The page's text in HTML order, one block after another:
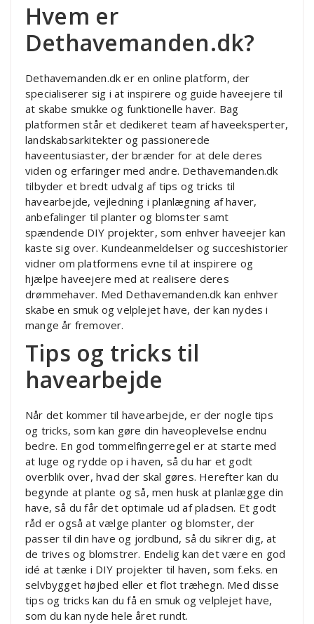
Hvem er
Dethavemanden.dk?
Dethavemanden.dk er en online platform, der
specialiserer sig i at inspirere og guide haveejere til
at skabe smukke og funktionelle haver. Bag
platformen står et dedikeret team af haveeksperter,
landskabsarkitekter og passionerede
haveentusiaster, der brænder for at dele deres
viden og erfaringer med andre. Dethavemanden.dk
tilbyder et bredt udvalg af tips og tricks til
havearbejde, vejledning i planlægning af haver,
anbefalinger til planter og blomster samt
spændende DIY projekter, som enhver haveejer kan
kaste sig over. Kundeanmeldelser og succeshistorier
vidner om platformens evne til at inspirere og
hjælpe haveejere med at realisere deres
drømmehaver. Med Dethavemanden.dk kan enhver
skabe en smuk og velplejet have, der kan nydes i
mange år fremover.
Tips og tricks til
havearbejde
Når det kommer til havearbejde, er der nogle tips
og tricks, som kan gøre din haveoplevelse endnu
bedre. En god tommelfingerregel er at starte med
at luge og rydde op i haven, så du har et godt
overblik over, hvad der skal gøres. Herefter kan du
begynde at plante og så, men husk at planlægge din
have, så du får det optimale ud af pladsen. Et godt
råd er også at vælge planter og blomster, der
passer til din have og jordbund, så du sikrer dig, at
de trives og blomstrer. Endelig kan det være en god
idé at tænke i DIY projekter til haven, som f.eks. en
selvbygget højbed eller et flot træhegn. Med disse
tips og tricks kan du få en smuk og velplejet have,
som du kan nyde hele året rundt.